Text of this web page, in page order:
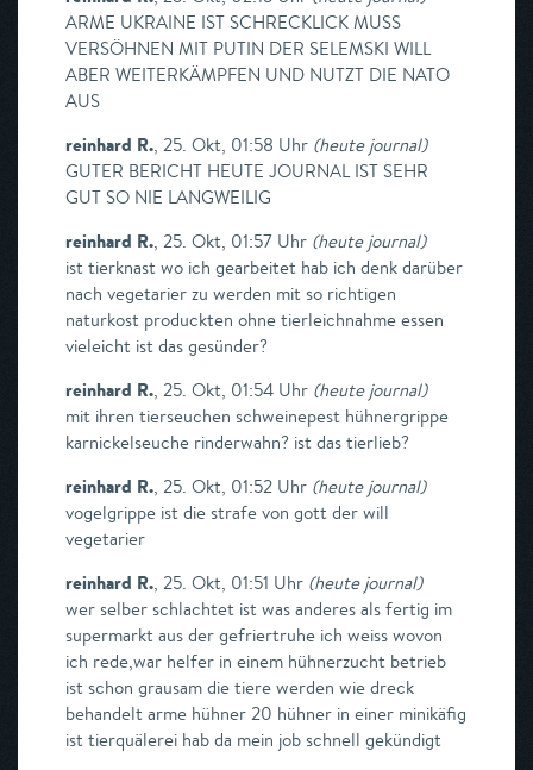
ARME UKRAINE IST SCHRECKLICK MUSS
VERSÖHNEN MIT PUTIN DER SELEMSKI WILL
ABER WEITERKÄMPFEN UND NUTZT DIE NATO
AUS
reinhard R., 25. Okt, 01:58 Uhr (heute journal)
GUTER BERICHT HEUTE JOURNAL IST SEHR
GUT SO NIE LANGWEILIG
reinhard R., 25. Okt, 01:57 Uhr (heute journal)
ist tierknast wo ich gearbeitet hab ich denk darüber
nach vegetarier zu werden mit so richtigen
naturkost produckten ohne tierleichnahme essen
vieleicht ist das gesünder?
reinhard R., 25. Okt, 01:54 Uhr (heute journal)
mit ihren tierseuchen schweinepest hühnergrippe
karnickelseuche rinderwahn? ist das tierlieb?
reinhard R., 25. Okt, 01:52 Uhr (heute journal)
vogelgrippe ist die strafe von gott der will
vegetarier
reinhard R., 25. Okt, 01:51 Uhr (heute journal)
wer selber schlachtet ist was anderes als fertig im
supermarkt aus der gefriertruhe ich weiss wovon
ich rede,war helfer in einem hühnerzucht betrieb
ist schon grausam die tiere werden wie dreck
behandelt arme hühner 20 hühner in einer minikäfig
ist tierquälerei hab da mein job schnell gekündigt